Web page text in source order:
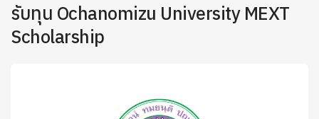
รับทุน Ochanomizu University MEXT
Scholarship